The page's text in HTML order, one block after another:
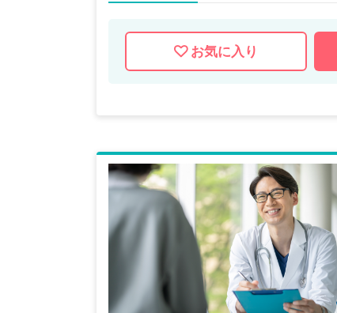
お気に入り